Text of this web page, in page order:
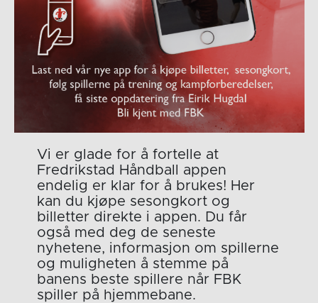
Vi er glade for å fortelle at
Fredrikstad Håndball appen
endelig er klar for å brukes! Her
kan du kjøpe sesongkort og
billetter direkte i appen. Du får
også med deg de seneste
nyhetene, informasjon om spillerne
og muligheten å stemme på
banens beste spillere når FBK
spiller på hjemmebane.